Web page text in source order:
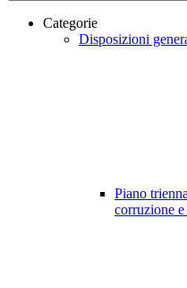
Categorie
Disposizioni
Piano
corruzione e